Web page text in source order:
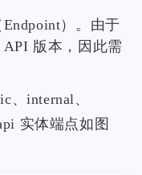
）。由于
版本，因此需
、internal、
实体端点如图